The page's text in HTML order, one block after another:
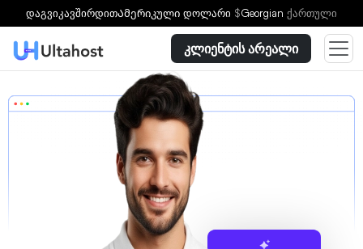
დაგვიკავშირდითᲐმერიკული დოლარი $Georgian ქართული
კლიენტის არეალი